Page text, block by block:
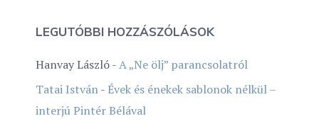
LEGUTÓBBI HOZZÁSZÓLÁSOK
Hanvay László-A „Ne ölj” parancsolatról
Tatai István- Évek és énekek sablonok nélkül –
interjú Pintér Bélával